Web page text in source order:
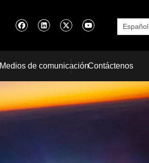
Español
Medios de comunicaciónContáctenos